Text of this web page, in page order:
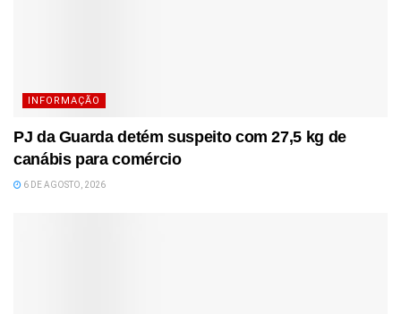
INFORMAÇÃO
PJ da Guarda detém suspeito com 27,5 kg de
canábis para comércio
6 DE AGOSTO, 2026